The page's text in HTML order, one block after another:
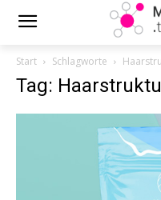
Start Schlagworte
Tag: